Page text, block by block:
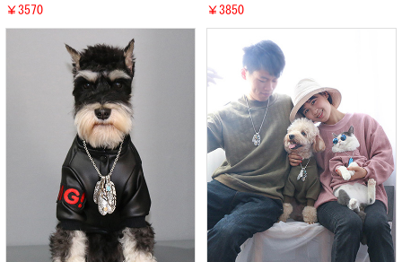
お洒落 ねこ チワワ トイ・プー
ドル洋服 犬服 猫服 ペットウェ
￥3570
ー 秋冬洋服 小型犬 ワンちゃん
キャット 防寒服 2018新作
￥3850